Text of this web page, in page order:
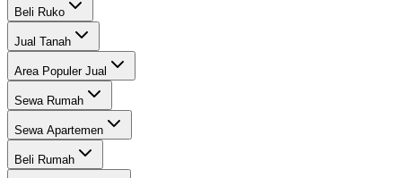
Beli Ruko
Jual Tanah
Area Populer Jual
Sewa Rumah
Sewa Apartemen
Beli Rumah